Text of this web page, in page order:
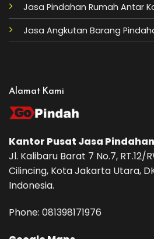
Jasa Pindahan Rumah Antar
Jasa Angkutan Barang
Alamat Kami
Kantor Pusat Jasa Pindahan
Jl. Kalibaru Barat 7 No.7, RT.12/
Cilincing, Kota Jakarta Utara,
Indonesia.
Phone: ‪081398171976‬